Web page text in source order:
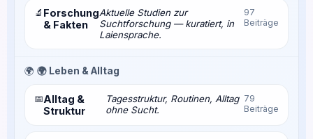
🔬 Forschung
& Fakten
Aktuelle Studien zur
Suchtforschung — kuratiert, in
Laiensprache.
97
Beiträge
🌍 🌍 Leben & Alltag
📅Alltag &
Struktur
Tagesstruktur, Routinen, Alltag
ohne Sucht.
79
Beiträge